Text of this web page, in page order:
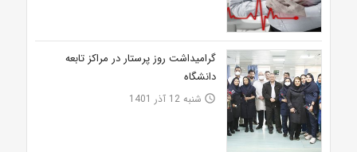
گرامیداشت روز پرستار در مراکز تابعه
دانشگاه
access_time شنبه 12 آذر 1401